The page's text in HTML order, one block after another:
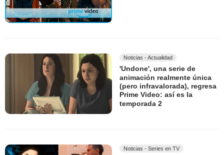
Noticias - Actualidad
'Undone', una serie de
animación realmente única
(pero infravalorada), regresa
Prime Video: así es la
temporada 2
Noticias - Series en TV